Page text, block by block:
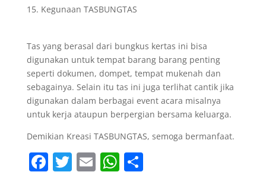
Kegunaan TASBUNGTAS
Tas yang berasal dari bungkus kertas ini bisa
digunakan untuk tempat barang barang penting
seperti dokumen, dompet, tempat mukenah dan
sebagainya. Selain itu tas ini juga terlihat cantik jika
digunakan dalam berbagai event acara misalnya
untuk kerja ataupun berpergian bersama keluarga.
Demikian Kreasi TASBUNGTAS, semoga bermanfaat.
F T E W S